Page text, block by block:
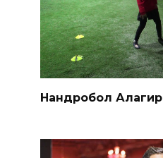
Нандробол Алагир